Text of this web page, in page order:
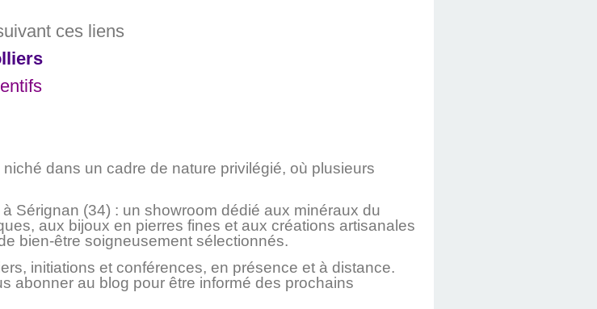
ces liens
dans un cadre de nature privilégié, où plusieurs
à Sérignan (34) : un showroom dédié aux minéraux du
aux bijoux en pierres fines et aux créations artisanales
bien-être soigneusement sélectionnés.
initiations et conférences, en présence et à distance.
abonner au blog pour être informé des prochains